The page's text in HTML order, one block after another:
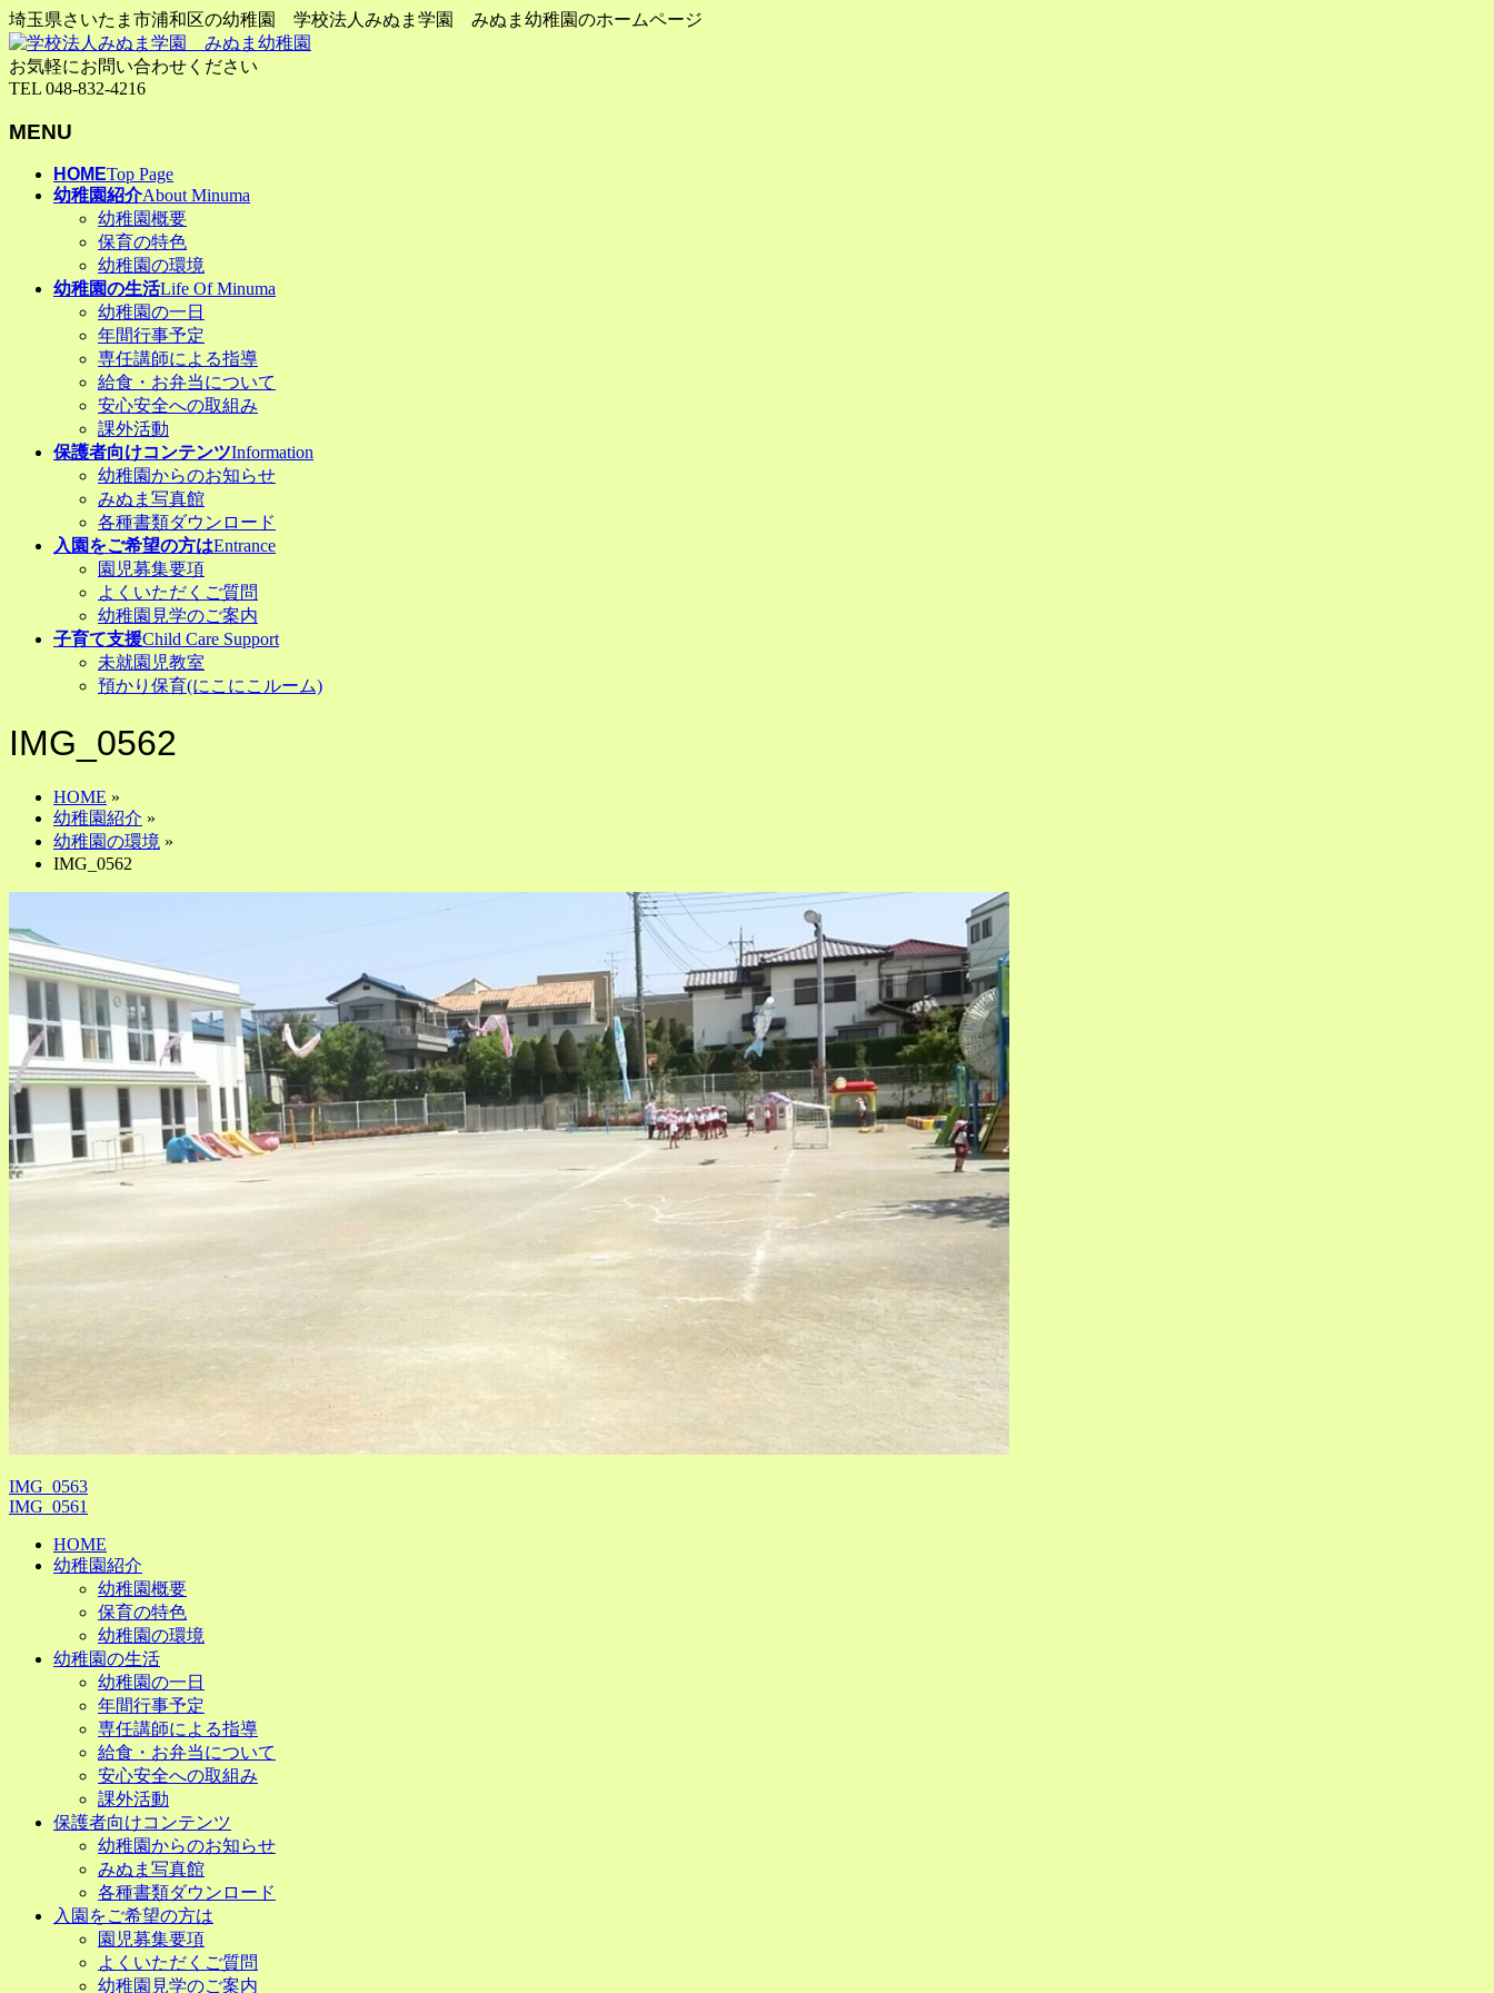
埼玉県さいたま市浦和区の幼稚園 学校法人みぬま学園 みぬま幼稚園のホームページ
お気軽にお問い合わせください
TEL 048-832-4216
MENU
HOMETop Page
幼稚園紹介About Minuma
幼稚園概要
保育の特色
幼稚園の環境
幼稚園の生活Life Of Minuma
幼稚園の一日
年間行事予定
専任講師による指導
給食・お弁当について
安心安全への取組み
課外活動
保護者向けコンテンツInformation
幼稚園からのお知らせ
みぬま写真館
各種書類ダウンロード
入園をご希望の方はEntrance
園児募集要項
よくいただくご質問
幼稚園見学のご案内
子育て支援Child Care Support
未就園児教室
預かり保育(にこにこルーム)
IMG_0562
HOME »
幼稚園紹介 »
幼稚園の環境 »
IMG_0562
IMG_0563
IMG_0561
HOME
幼稚園紹介
幼稚園概要
保育の特色
幼稚園の環境
幼稚園の生活
幼稚園の一日
年間行事予定
専任講師による指導
給食・お弁当について
安心安全への取組み
課外活動
保護者向けコンテンツ
幼稚園からのお知らせ
みぬま写真館
各種書類ダウンロード
入園をご希望の方は
園児募集要項
よくいただくご質問
幼稚園見学のご案内